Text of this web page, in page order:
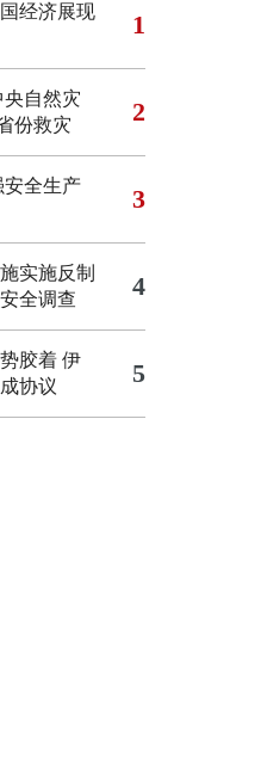
经济展现
1
央自然灾
份救灾
2
安全生产
3
实施反制
全调查
4
胶着 伊
协议
5